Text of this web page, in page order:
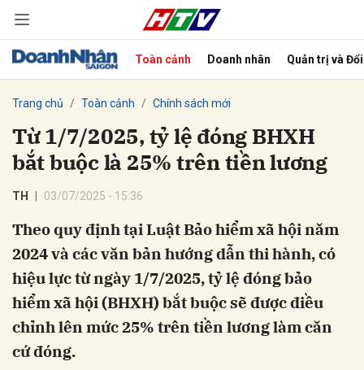
Toàn cảnh Doanh nhân Quản trị và
Trang chủ Toàn cảnh Chính sách mới
Từ 1/7/2025, tỷ lệ đóng BHXH
bắt buộc là 25% trên tiền lương
TH 03/07/2025 - 15:36
Theo quy định tại Luật Bảo hiểm xã hội năm
2024 và các văn bản hướng dẫn thi hành, có
hiệu lực từ ngày 1/7/2025, tỷ lệ đóng bảo
hiểm xã hội (BHXH) bắt buộc sẽ được điều
chỉnh lên mức 25% trên tiền lương làm căn
cứ đóng.
Hủy